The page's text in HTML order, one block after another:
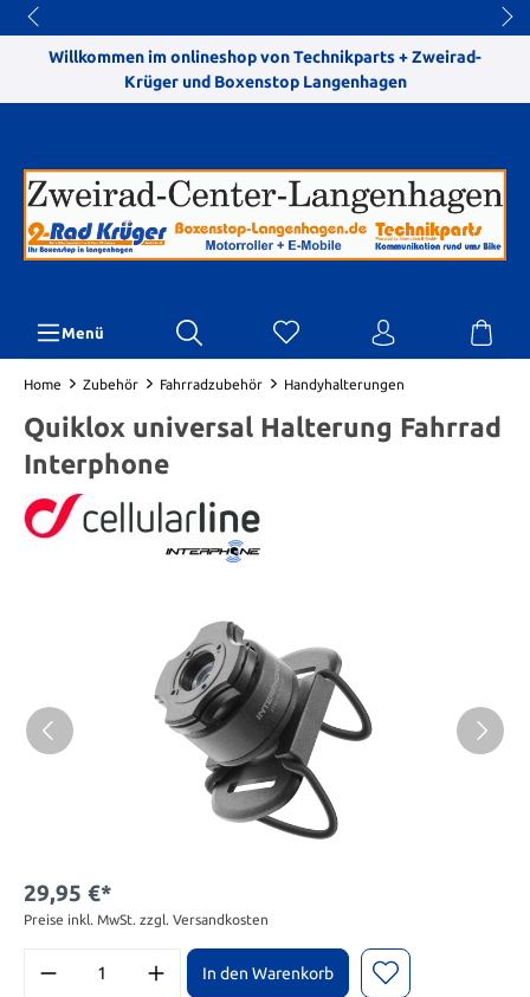
Willkommen im onlineshop von Technikparts + Zweirad-
Krüger und Boxenstop Langenhagen
Menü
Home Zubehör Fahrradzubehör Handyhalterungen
Quiklox universal Halterung Fahrrad
Interphone
29,95 €*
Preise inkl. MwSt. zzgl. Versandkosten
In den Warenkorb